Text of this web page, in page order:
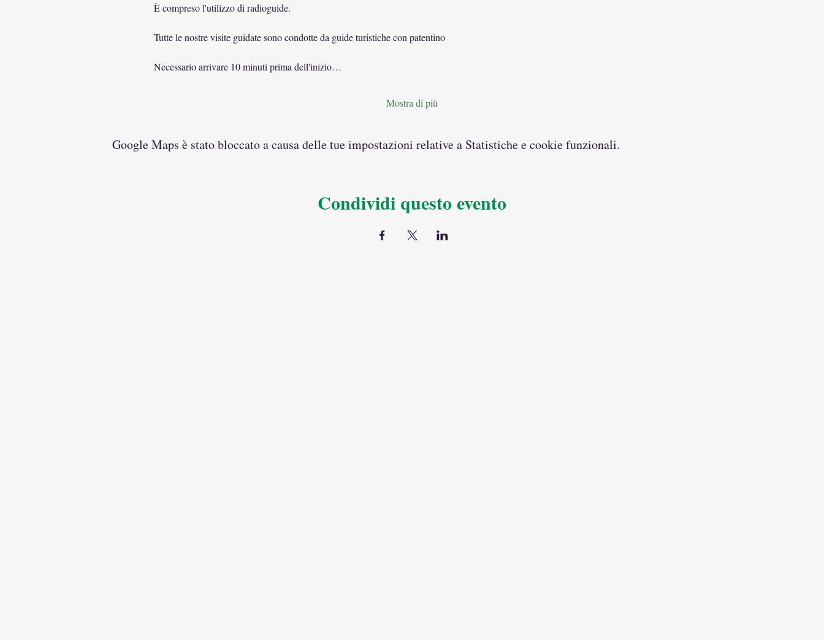
È compreso l'utilizzo di radioguide.
Tutte le nostre visite guidate sono condotte da guide turistiche con patentino
Necessario arrivare 10 minuti prima dell'inizio…
Mostra di più
Google Maps è stato bloccato a causa delle tue impostazioni relative a Statistiche e cookie funzionali.
Condividi questo evento